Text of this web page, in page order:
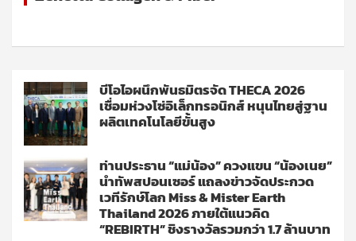
บีโอไอผนึกพันธมิตรจัด THECA 2026
เชื่อมห่วงโซ่อิเล็กทรอนิกส์ หนุนไทยสู่ฐาน
ผลิตเทคโนโลยีขั้นสูง
ท่านประธาน “แม่น้อง” ควงแขน “น้องเนย”
นำทัพสปอนเซอร์ แถลงข่าวจัดประกวด
เวทีรักษ์โลก Miss & Mister Earth
Thailand 2026 ภายใต้แนวคิด
“REBIRTH” ชิงรางวัลรวมกว่า 1.7 ล้านบาท